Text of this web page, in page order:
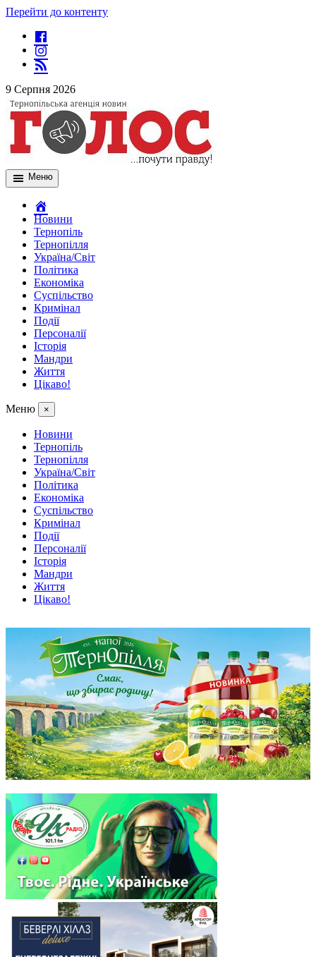
Перейти до контенту
9 Серпня 2026
Меню
Новини
Тернопіль
Тернопілля
Україна/Світ
Політика
Економіка
Суспільство
Кримінал
Події
Персоналії
Історія
Мандри
Життя
Цікаво!
Меню ×
Новини
Тернопіль
Тернопілля
Україна/Світ
Політика
Економіка
Суспільство
Кримінал
Події
Персоналії
Історія
Мандри
Життя
Цікаво!